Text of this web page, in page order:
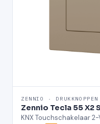
ZENNIO ·
Zennio Tecla 55 X2
KNX Touchschakelaar